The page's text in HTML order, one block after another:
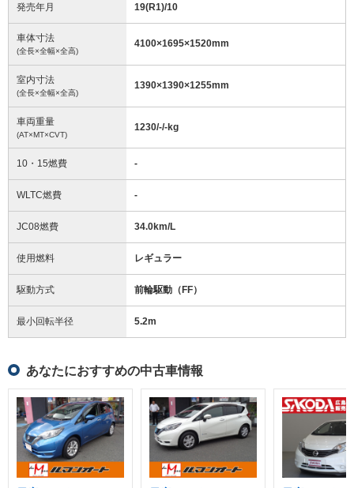
発売年月 19(R1)/10
車体寸法
(全長×全幅×全高)
4100×1695×1520mm
室内寸法
(全長×全幅×全高)
1390×1390×1255mm
車両重量
(AT×MT×CVT)
1230/-/-kg
10・15燃費 -
WLTC燃費 -
JC08燃費 34.0km/L
使用燃料 レギュラー
駆動方式 前輪駆動（FF）
最小回転半径 5.2m
あなたにおすすめの中古車情報